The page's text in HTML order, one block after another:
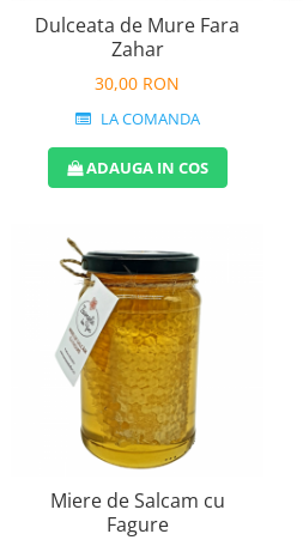
Dulceata de Mure Fara
Zahar
30,00 RON
LA COMANDA
ADAUGA IN COS
Miere de Salcam cu
Fagure